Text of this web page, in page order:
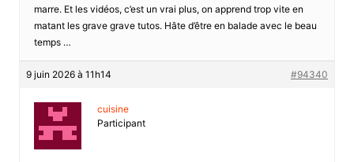
marre. Et les vidéos, c’est un vrai plus, on apprend trop vite en
matant les grave grave tutos. Hâte d’être en balade avec le beau
temps …
9 juin 2026 à 11h14 #94340
cuisine
Participant